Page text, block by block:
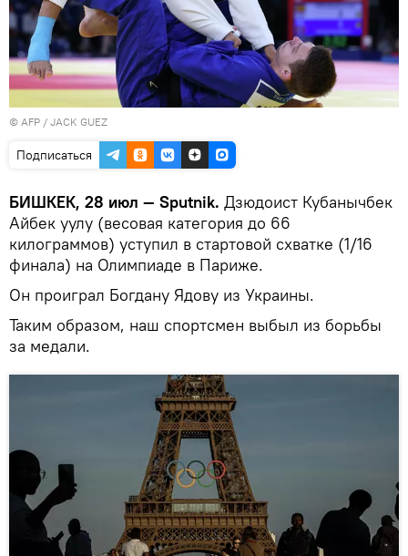
© AFP / JACK GUEZ
Подписаться
БИШКЕК, 28 июл — Sputnik. Дзюдоист Кубанычбек
Айбек уулу (весовая категория до 66
килограммов) уступил в стартовой схватке (1/16
финала) на Олимпиаде в Париже.
Он проиграл Богдану Ядову из Украины.
Таким образом, наш спортсмен выбыл из борьбы
за медали.